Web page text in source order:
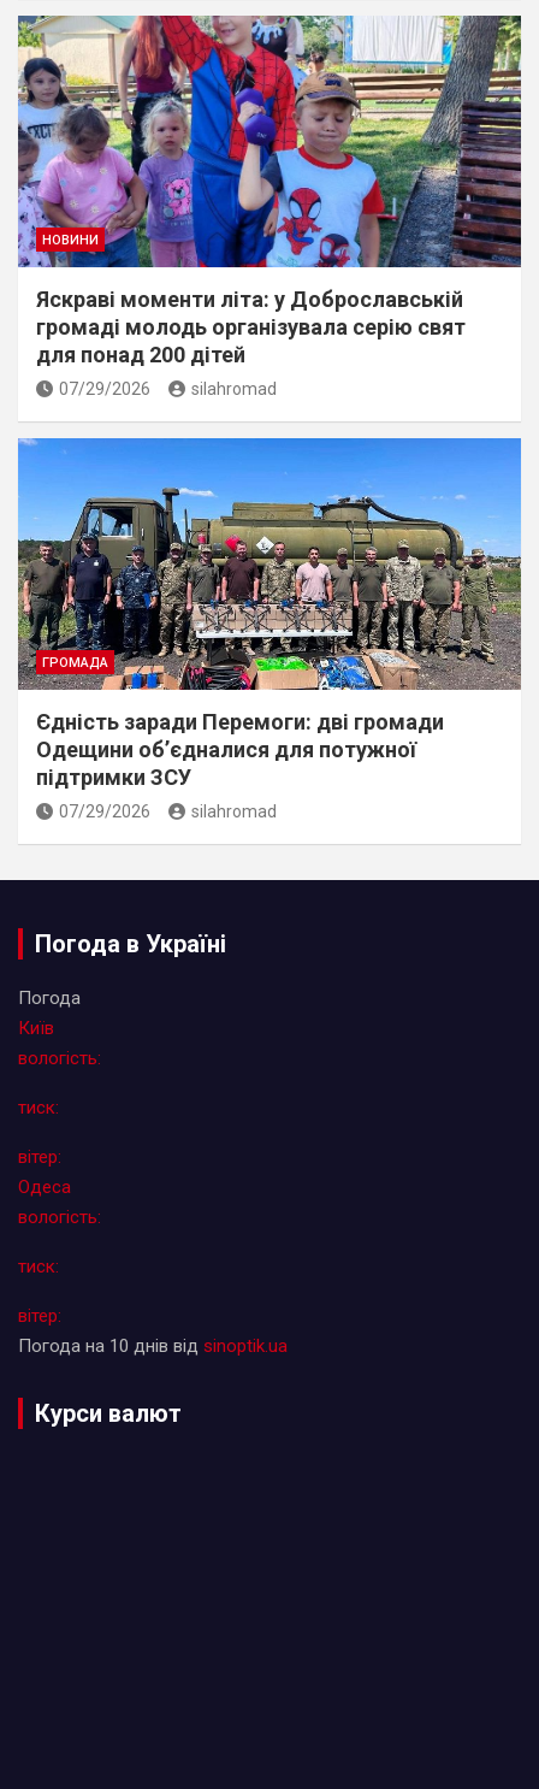
НОВИНИ
Яскраві моменти літа: у Доброславській
громаді молодь організувала серію свят
для понад 200 дітей
07/29/2026 silahromad
ГРОМАДА
Єдність заради Перемоги: дві громади
Одещини об’єдналися для потужної
підтримки ЗСУ
07/29/2026 silahromad
Погода в Україні
Погода
Київ
вологість:
тиск:
вітер:
Одеса
вологість:
тиск:
вітер:
Погода на 10 днів від sinoptik.ua
Курси валют